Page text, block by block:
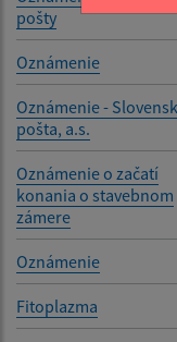
pošty
Oznámenie
Oznámenie -
pošta, a.s.
Oznámenie o začatí
konania o stavebnom
zámere
Oznámenie
Fitoplazma